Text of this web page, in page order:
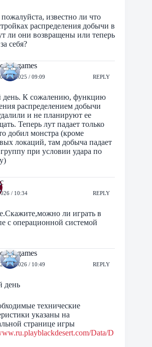
известно ли что
распределения добычи в
ли они возвращены или теперь
себя?
orbit-games
01/08/2025 / 09:09 REPLY
день. К сожалению, функцию
распределением добычи
и не планируют ее
Теперь лут падает только
добил монстра (кроме
локаций, там добыча падает
при условии удара по
/ 10:34 REPLY
ли играть в
с операционной системой
orbit-games
26/07/2026 / 10:49 REPLY
день
технические
указаны на
странице игры
Data/D